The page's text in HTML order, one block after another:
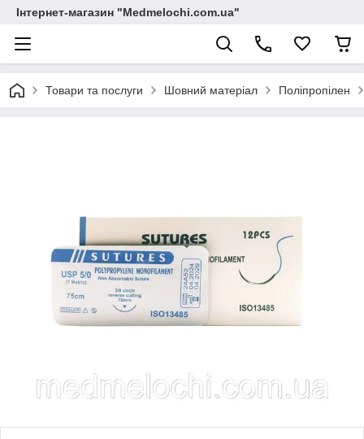
Інтернет-магазин "Medmelochi.com.ua"
Товари та послуги Шовний матеріал Поліпропілен